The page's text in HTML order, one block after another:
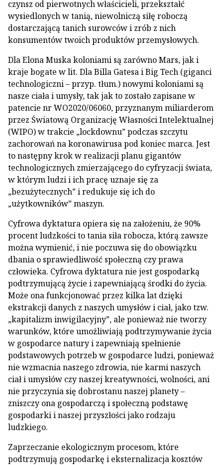
czynsz od pierwotnych właścicieli, przekształć
wysiedlonych w tanią, niewolniczą siłę roboczą
dostarczającą tanich surowców i zrób z nich
konsumentów twoich produktów przemysłowych.
Dla Elona Muska koloniami są zarówno Mars, jak i
kraje bogate w lit. Dla Billa Gatesa i Big Tech (giganci
technologiczni – przyp. tłum.) nowymi koloniami są
nasze ciała i umysły, tak jak to zostało zapisane w
patencie nr WO2020/06060, przyznanym miliarderom
przez Światową Organizację Własności Intelektualnej
(WIPO) w trakcie „lockdownu” podczas szczytu
zachorowań na koronawirusa pod koniec marca. Jest
to następny krok w realizacji planu gigantów
technologicznych zmierzającego do cyfryzacji świata,
w którym ludzi i ich pracę uznaje się za
„bezużytecznych” i redukuje się ich do
„użytkowników” maszyn.
Cyfrowa dyktatura opiera się na założeniu, że 90%
procent ludzkości to tania siła robocza, którą zawsze
można wymienić, i nie poczuwa się do obowiązku
dbania o sprawiedliwość społeczną czy prawa
człowieka. Cyfrowa dyktatura nie jest gospodarką
podtrzymującą życie i zapewniającą środki do życia.
Może ona funkcjonować przez kilka lat dzięki
ekstrakcji danych z naszych umysłów i ciał, jako tzw.
„kapitalizm inwigilacyjny”, ale ponieważ nie tworzy
warunków, które umożliwiają podtrzymywanie życia
w gospodarce natury i zapewniają spełnienie
podstawowych potrzeb w gospodarce ludzi, ponieważ
nie wzmacnia naszego zdrowia, nie karmi naszych
ciał i umysłów czy naszej kreatywności, wolności, ani
nie przyczynia się dobrostanu naszej planety –
zniszczy ona gospodarczą i społeczną podstawę
gospodarki i naszej przyszłości jako rodzaju
ludzkiego.
Zaprzeczanie ekologicznym procesom, które
podtrzymują gospodarkę i eksternalizacja kosztów